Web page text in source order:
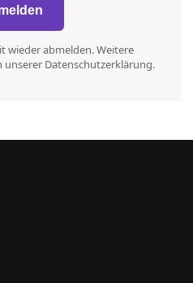
wieder abmelden. Weitere
Datenschutzerklärung.